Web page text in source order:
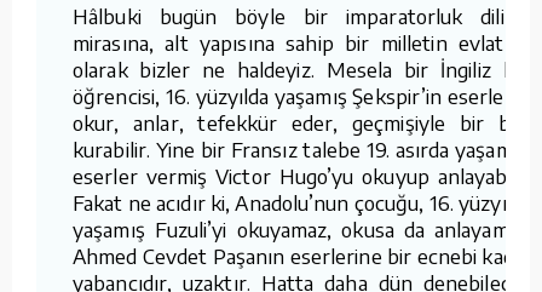
Hâlbuki bugün böyle bir imparatorluk diline,
mirasına, alt yapısına sahip bir milletin evlatları
olarak bizler ne haldeyiz. Mesela bir İngiliz lise
öğrencisi, 16. yüzyılda yaşamış Şekspir’in eserlerini
okur, anlar, tefekkür eder, geçmişiyle bir bağ
kurabilir. Yine bir Fransız talebe 19. asırda yaşamış,
eserler vermiş Victor Hugo’yu okuyup anlayabilir.
Fakat ne acıdır ki, Anadolu’nun çocuğu, 16. yüzyılda
yaşamış Fuzuli’yi okuyamaz, okusa da anlayamaz.
Ahmed Cevdet Paşanın eserlerine bir ecnebi kadar
yabancıdır, uzaktır. Hatta daha dün denebilecek